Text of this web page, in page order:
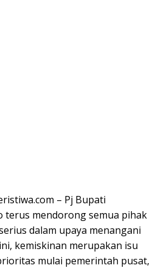
– Pj Bupati
terus mendorong semua pihak
dalam upaya menangani
kemiskinan merupakan isu
mulai pemerintah pusat,